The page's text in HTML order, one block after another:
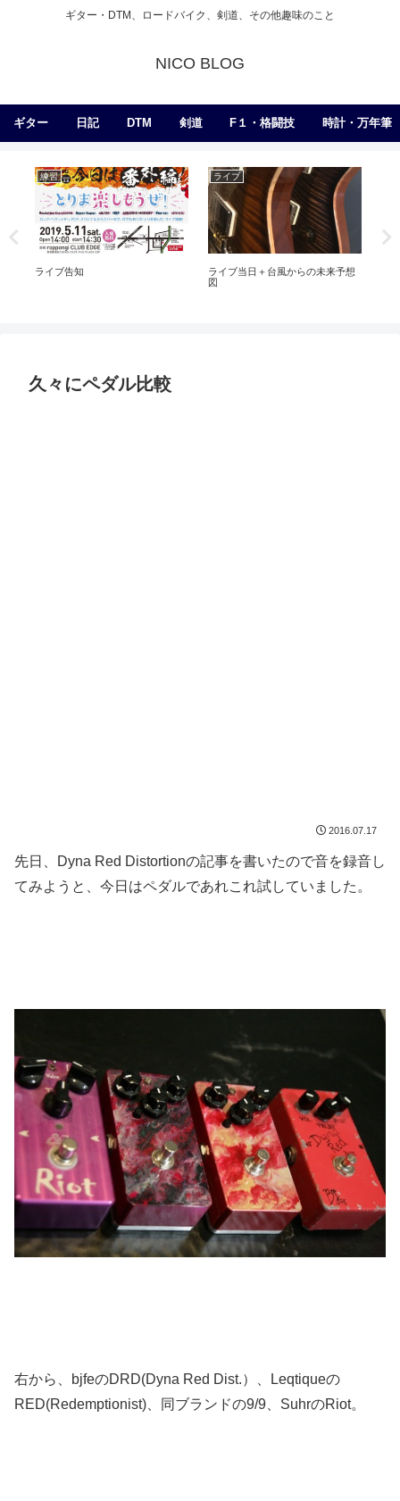
ギター・DTM、ロードバイク、剣道、その他趣味のこと
NICO BLOG
ギター 日記 DTM 剣道 F１・格闘技 時計・万年筆
練習
ライブ告知
ライブ
ライブ当日＋台風からの未来予想
図
久々にペダル比較
2016.07.17
先日、Dyna Red Distortionの記事を書いたので音を録音し
てみようと、今日はペダルであれこれ試していました。
右から、bjfeのDRD(Dyna Red Dist.）、Leqtiqueの
RED(Redemptionist)、同ブランドの9/9、SuhrのRiot。